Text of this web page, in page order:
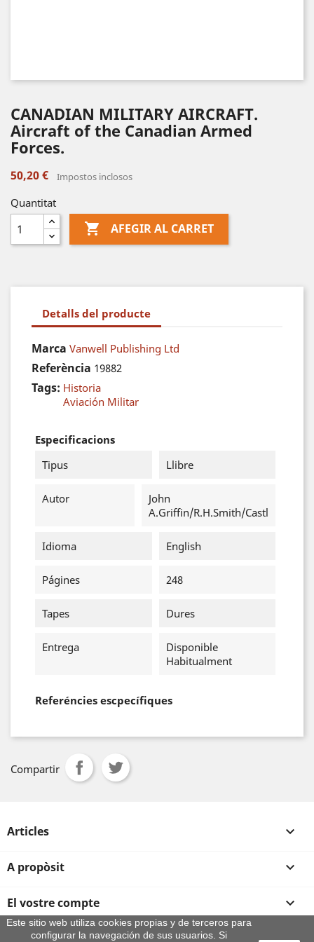
CANADIAN MILITARY AIRCRAFT.
Aircraft of the Canadian Armed
Forces.
50,20 € Impostos inclosos
Quantitat
 AFEGIR AL CARRET
Detalls del producte
Marca Vanwell Publishing Ltd
Referència 19882
Tags: Historia
Aviación Militar
Especificacions
Tipus
Llibre
Autor
John
A.Griffin/R.H.Smith/Castl
Idioma English
Págines 248
Tapes Dures
Entrega
Disponible
Habitualment
Referéncies escpecífiques
Compartir
Articles 
A propòsit 
El vostre compte 
Informació sobre la botiga
Este sitio web utiliza cookies propias y de terceros para
configurar la navegación de sus usuarios. Si